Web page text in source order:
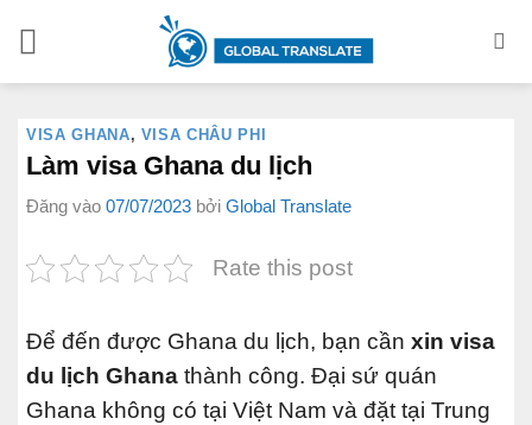
qua
nội
VISA GHANA, VISA CHÂU PHI
Làm visa Ghana du lịch
Đăng vào 07/07/2023 bởi Global Translate
Rate this post
Để đến được Ghana du lịch, bạn cần xin visa
du lịch Ghana thành công. Đại sứ quán
Ghana không có tại Việt Nam và đặt tại Trung